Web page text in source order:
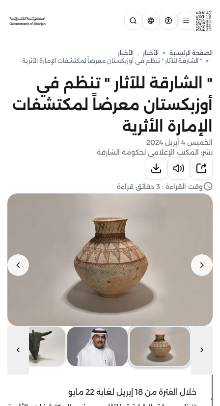
الصفحة الرئيسية > الأخبار , الأخبار
> " الشارقة للآثار " تنظم في أوزبكستان معرضاً لمكتشفات الإمارة الأثرية
" الشارقة للآثار " تنظم في
أوزبكستان معرضاً لمكتشفات
الإمارة الأثرية
الخميس 4 أبريل 2024
نشر: المكتب الإعلامي لحكومة الشارقة
وقت القراءة : 3 دقائق قراءة
خلال الفترة من 18 إبريل لغاية 22 مايو